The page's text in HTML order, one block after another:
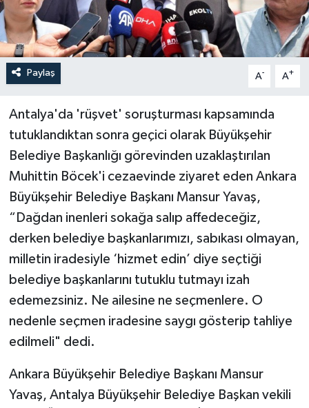
Paylaş A- A+
Antalya'da 'rüşvet' soruşturması kapsamında
tutuklandıktan sonra geçici olarak Büyükşehir
Belediye Başkanlığı görevinden uzaklaştırılan
Muhittin Böcek'i cezaevinde ziyaret eden Ankara
Büyükşehir Belediye Başkanı Mansur Yavaş,
“Dağdan inenleri sokağa salıp affedeceğiz,
derken belediye başkanlarımızı, sabıkası olmayan,
milletin iradesiyle ‘hizmet edin’ diye seçtiği
belediye başkanlarını tutuklu tutmayı izah
edemezsiniz. Ne ailesine ne seçmenlere. O
nedenle seçmen iradesine saygı gösterip tahliye
edilmeli" dedi.
Ankara Büyükşehir Belediye Başkanı Mansur
Yavaş, Antalya Büyükşehir Belediye Başkan vekili